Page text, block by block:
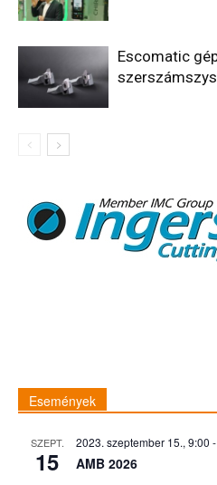
Escomatic
Események
SZEPT.
15
2023. szeptember 15., 9:00 -
AMB 2026